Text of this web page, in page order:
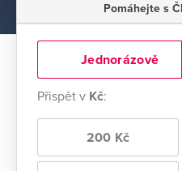
Pomáhejte s
Jednorázově
Přispět v Kč:
200 Kč